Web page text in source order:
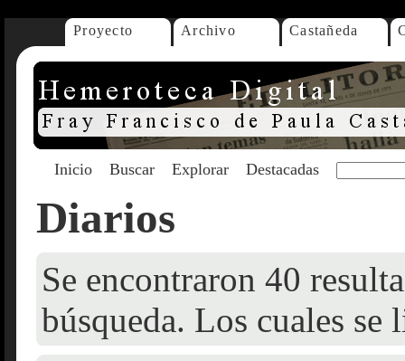
Proyecto Archivo Castañeda
Inicio Buscar Explorar Destacadas
Diarios
Se encontraron 40
búsqueda. Los cuales se